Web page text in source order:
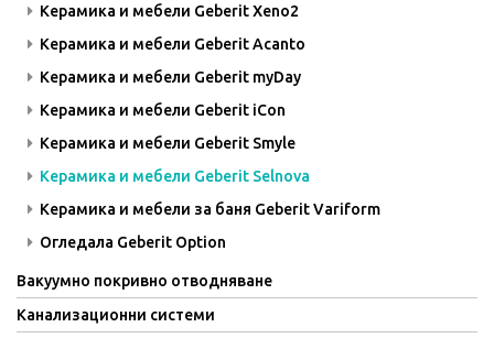
Керамика и мебели Geberit Xeno2
Керамика и мебели Geberit Acanto
Керамика и мебели Geberit myDay
Керамика и мебели Geberit iCon
Керамика и мебели Geberit Smyle
Керамика и мебели Geberit Selnova
Керамика и мебели за баня Geberit Variform
Огледала Geberit Option
Вакуумно покривно отводняване
Канализационни системи